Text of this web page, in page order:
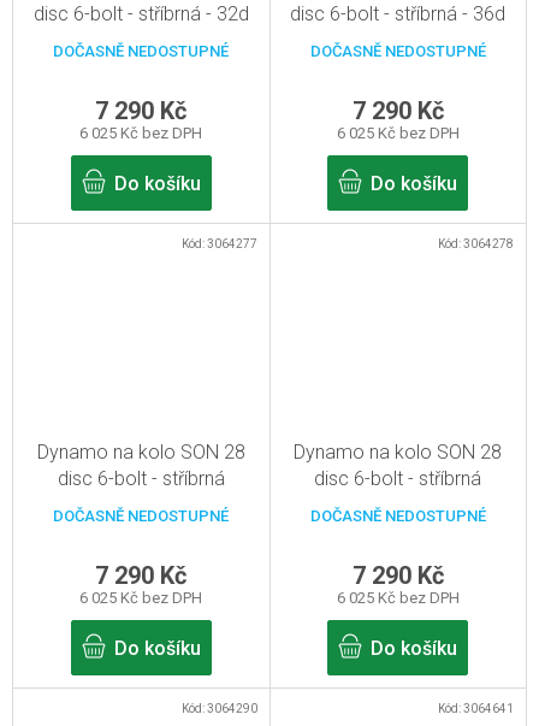
disc 6-bolt - stříbrná - 32d
DOČASNĚ NEDOSTUPNÉ
6 025 Kč bez DPH
7 290 Kč
Do košíku
disc 6-bolt - stříbrná - 36d
DOČASNĚ NEDOSTUPNÉ
6 025 Kč bez DPH
7 290 Kč
Do košíku
Dynamo na kolo SON 28
disc 6-bolt - stříbrná
(leštěná) - 32d
DOČASNĚ NEDOSTUPNÉ
6 025 Kč bez DPH
7 290 Kč
Do košíku
Kód:3064277
Dynamo na kolo SON 28
disc 6-bolt - stříbrná
(leštěná) - 36d
DOČASNĚ NEDOSTUPNÉ
6 025 Kč bez DPH
7 290 Kč
Do košíku
Kód:3064278
Kód:3064290 Kód:3064641